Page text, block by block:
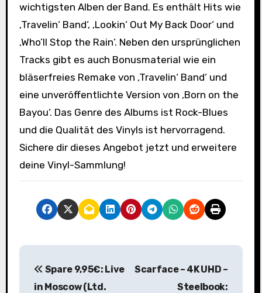
wichtigsten Alben der Band. Es enthält Hits wie
‚Travelin‘ Band‘, ‚Lookin‘ Out My Back Door‘ und
‚Who’ll Stop the Rain‘. Neben den ursprünglichen
Tracks gibt es auch Bonusmaterial wie ein
bläserfreies Remake von ‚Travelin‘ Band‘ und
eine unveröffentlichte Version von ‚Born on the
Bayou‘. Das Genre des Albums ist Rock-Blues
und die Qualität des Vinyls ist hervorragend.
Sichere dir dieses Angebot jetzt und erweitere
deine Vinyl-Sammlung!
B
Spare 9,95€: Live
in Moscow (Ltd.
Scarface – 4K UHD –
Steelbook: